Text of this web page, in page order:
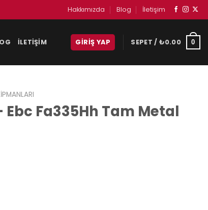
Hakkımızda Blog İletişim
İLETIŞIM GIRIŞ YAP SEPET / ₺0.00 0
Ebc Fa335Hh Tam Metal